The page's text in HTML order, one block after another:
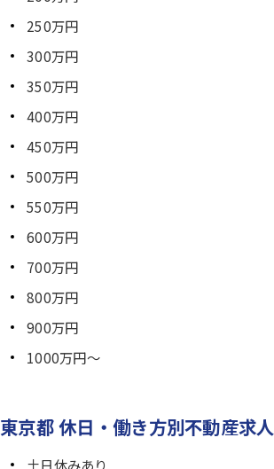
250万円
300万円
350万円
400万円
450万円
500万円
550万円
600万円
700万円
800万円
900万円
1000万円～
東京都 休日・働き方別不動産求人
土日休みあり